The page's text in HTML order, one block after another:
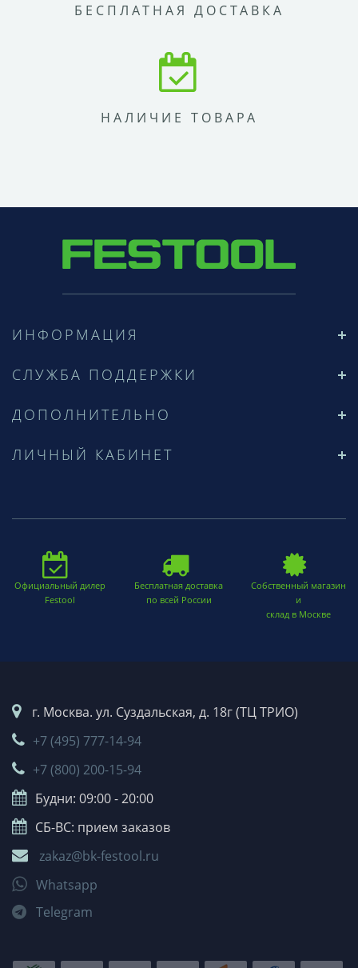
БЕСПЛАТНАЯ ДОСТАВКА
НАЛИЧИЕ ТОВАРА
ИНФОРМАЦИЯ
СЛУЖБА ПОДДЕРЖКИ
ДОПОЛНИТЕЛЬНО
ЛИЧНЫЙ КАБИНЕТ
Официальный дилер
Festool
Бесплатная доставка
по всей России
Собственный магазин
и
склад в Москве
г. Москва. ул. Суздальская, д. 18г (ТЦ ТРИО)
+7 (495) 777-14-94
+7 (800) 200-15-94
Будни: 09:00 - 20:00
СБ-ВС: прием заказов
zakaz@bk-festool.ru
Whatsapp
Telegram